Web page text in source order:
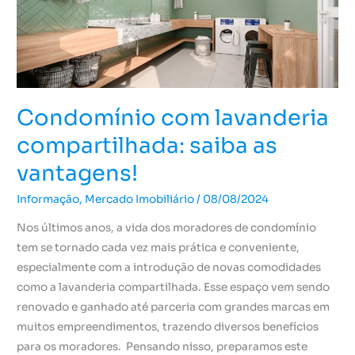
Condomínio com lavanderia
compartilhada: saiba as
vantagens!
Informação, Mercado Imobiliário/ 08/08/2024
Nos últimos anos, a vida dos moradores de condomínio
tem se tornado cada vez mais prática e conveniente,
especialmente com a introdução de novas comodidades
como a lavanderia compartilhada. Esse espaço vem sendo
renovado e ganhado até parceria com grandes marcas em
muitos empreendimentos, trazendo diversos benefícios
para os moradores. Pensando nisso, preparamos este
as
vantagens!